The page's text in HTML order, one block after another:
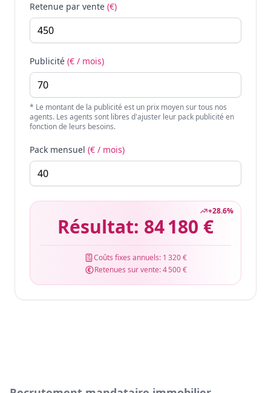
Retenue par vente (€)
Publicité (€ / mois)
* Le montant de la publicité est un prix moyen sur tous nos
agents. Les agents sont libres d'ajuster leur pack publicité en
fonction de leurs besoins.
Pack mensuel (€ / mois)
+28.6%
Résultat: 84 180 €
Coûts fixes annuels: 1 320 €
Retenues sur vente:4 500 €